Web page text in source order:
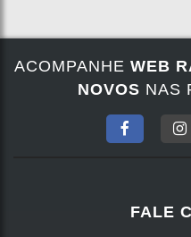
ACOMPANHE WEB
NOVOS NAS
FALE